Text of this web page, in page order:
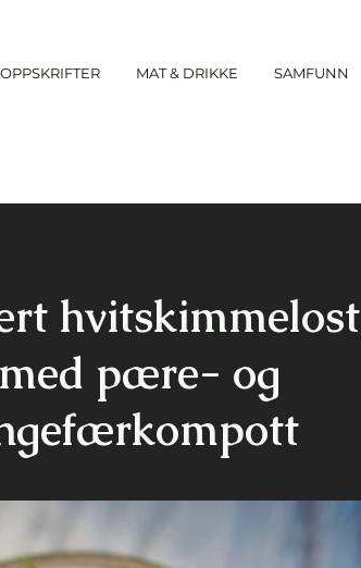
OPPSKRIFTER MAT & DRIKKE SAMFUNN
hvitskimmelost
med pære- og